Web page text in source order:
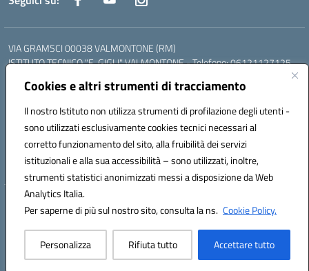
Cookies e altri strumenti di tracciamento
Il nostro Istituto non utilizza strumenti di profilazione degli utenti -
sono utilizzati esclusivamente cookies tecnici necessari al
corretto funzionamento del sito, alla fruibilità dei servizi
istituzionali e alla sua accessibilità – sono utilizzati, inoltre,
strumenti statistici anonimizzati messi a disposizione da Web
Analytics Italia.
Per saperne di più sul nostro sito, consulta la ns. Cookie Policy.
Personalizza Rifiuta tutto Accettare tutto
VIA GRAMSCI 00038 VALMONTONE (RM)
ISTITUTO TECNICO "E. GIGLI" VALMONTONE - Telefono: 06121127125
06121126825
LICEO DELLE SCIENZE UMANE "P.L. NERVI" SEGNI - Telefono:
Mail: RMIS099002@istruzione.it - PEC: RMIS099002@pec.istruzione.it
Codice meccanografico: RMIS099002
Codice fiscale: 95036960581
Hosting & Powered by 3D Solution S.r.l.
Concept & Design by Designers Italia